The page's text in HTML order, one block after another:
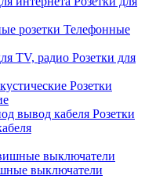
Телефонные
Розетки для
Розетки
Розетки
выключатели